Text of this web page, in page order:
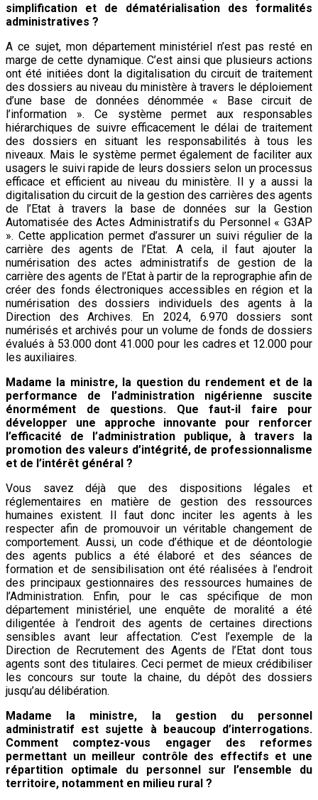
simplification et de dématérialisation des formalités
administratives ?
A ce sujet, mon département ministériel n’est pas resté en
marge de cette dynamique. C’est ainsi que plusieurs actions
ont été initiées dont la digitalisation du circuit de traitement
des dossiers au niveau du ministère à travers le déploiement
d’une base de données dénommée « Base circuit de
l’information ». Ce système permet aux responsables
hiérarchiques de suivre efficacement le délai de traitement
des dossiers en situant les responsabilités à tous les
niveaux. Mais le système permet également de faciliter aux
usagers le suivi rapide de leurs dossiers selon un processus
efficace et efficient au niveau du ministère. Il y a aussi la
digitalisation du circuit de la gestion des carrières des agents
de l’Etat à travers la base de données sur la Gestion
Automatisée des Actes Administratifs du Personnel « G3AP
». Cette application permet d’assurer un suivi régulier de la
carrière des agents de l’Etat. A cela, il faut ajouter la
numérisation des actes administratifs de gestion de la
carrière des agents de l’Etat à partir de la reprographie afin de
créer des fonds électroniques accessibles en région et la
numérisation des dossiers individuels des agents à la
Direction des Archives. En 2024, 6.970 dossiers sont
numérisés et archivés pour un volume de fonds de dossiers
évalués à 53.000 dont 41.000 pour les cadres et 12.000 pour
les auxiliaires.
Madame la ministre, la question du rendement et de la
performance de l’administration nigérienne suscite
énormément de questions. Que faut-il faire pour
développer une approche innovante pour renforcer
l’efficacité de l’administration publique, à travers la
promotion des valeurs d’intégrité, de professionnalisme
et de l’intérêt général ?
Vous savez déjà que des dispositions légales et
réglementaires en matière de gestion des ressources
humaines existent. Il faut donc inciter les agents à les
respecter afin de promouvoir un véritable changement de
comportement. Aussi, un code d’éthique et de déontologie
des agents publics a été élaboré et des séances de
formation et de sensibilisation ont été réalisées à l’endroit
des principaux gestionnaires des ressources humaines de
l’Administration. Enfin, pour le cas spécifique de mon
département ministériel, une enquête de moralité a été
diligentée à l’endroit des agents de certaines directions
sensibles avant leur affectation. C’est l’exemple de la
Direction de Recrutement des Agents de l’Etat dont tous
agents sont des titulaires. Ceci permet de mieux crédibiliser
les concours sur toute la chaine, du dépôt des dossiers
jusqu’au délibération.
Madame la ministre, la gestion du personnel
administratif est sujette à beaucoup d’interrogations.
Comment comptez-vous engager des reformes
permettant un meilleur contrôle des effectifs et une
répartition optimale du personnel sur l’ensemble du
territoire, notamment en milieu rural ?